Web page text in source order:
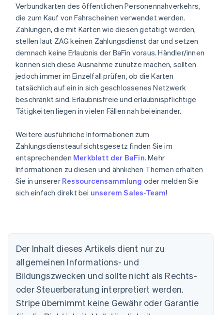
Verbundkarten des öffentlichen Personennahverkehrs,
die zum Kauf von Fahrscheinen verwendet werden.
Zahlungen, die mit Karten wie diesen getätigt werden,
stellen laut ZAG keinen Zahlungsdienst dar und setzen
demnach keine Erlaubnis der BaFin voraus. Händler/innen
können sich diese Ausnahme zunutze machen, sollten
jedoch immer im Einzelfall prüfen, ob die Karten
tatsächlich auf ein in sich geschlossenes Netzwerk
beschränkt sind. Erlaubnisfreie und erlaubnispflichtige
Tätigkeiten liegen in vielen Fällen nah beieinander.
Weitere ausführliche Informationen zum
Zahlungsdiensteaufsichtsgesetz finden Sie im
entsprechenden Merkblatt der BaFin. Mehr
Informationen zu diesen und ähnlichen Themen erhalten
Sie in unserer Ressourcensammlung oder melden Sie
sich einfach direkt bei unserem Sales-Team!
Der Inhalt dieses Artikels dient nur zu
allgemeinen Informations- und
Bildungszwecken und sollte nicht als Rechts-
oder Steuerberatung interpretiert werden.
Stripe übernimmt keine Gewähr oder Garantie
Nederlands Français DeutschEnglish
Brasilien
PortuguêsEnglish
Bulgarien
English
English